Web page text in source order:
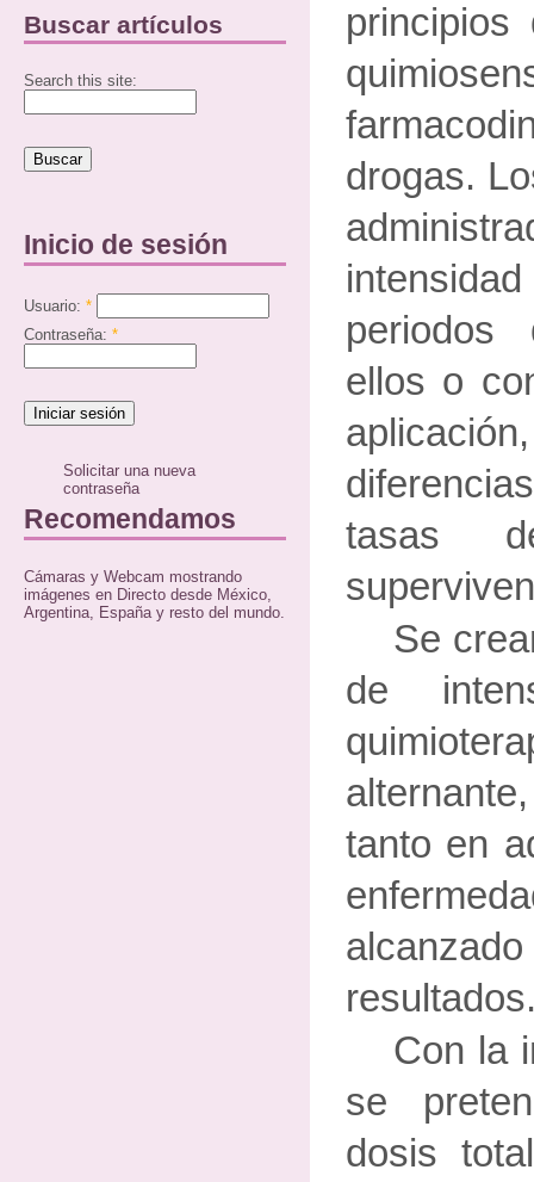
Buscar artículos
Search this site:
Inicio de sesión
Usuario: *
Contraseña: *
Solicitar una nueva
contraseña
Recomendamos
Cámaras y Webcam mostrando
imágenes en Directo desde México,
Argentina, España y resto del mundo.
principios
drogas.
periodos
ellos o
tasas
Se
de
tanto en
Con la
se
dosis